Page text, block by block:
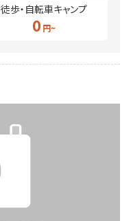
徒歩・自転車キャンプ
0